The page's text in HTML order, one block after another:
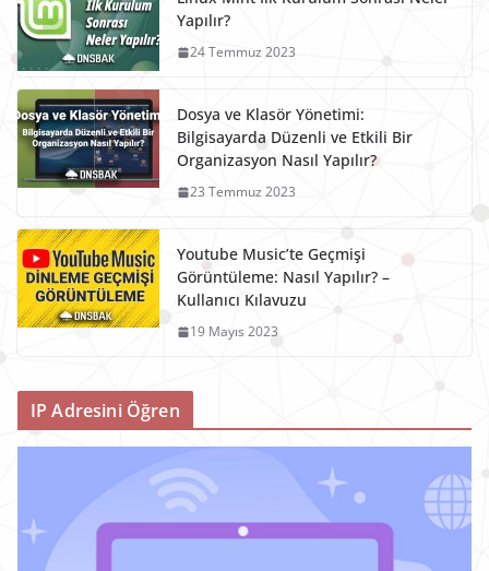
Yapılır?
24 Temmuz 2023
Dosya ve Klasör Yönetimi:
Bilgisayarda Düzenli ve Etkili Bir
Organizasyon Nasıl Yapılır?
23 Temmuz 2023
Youtube Music’te Geçmişi
Görüntüleme: Nasıl Yapılır? –
Kullanıcı Kılavuzu
19 Mayıs 2023
IP Adresini Öğren